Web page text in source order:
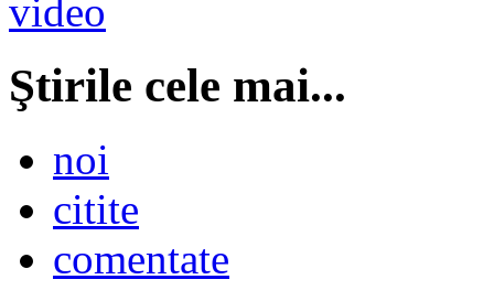
Ştirile cele mai...
noi
citite
comentate